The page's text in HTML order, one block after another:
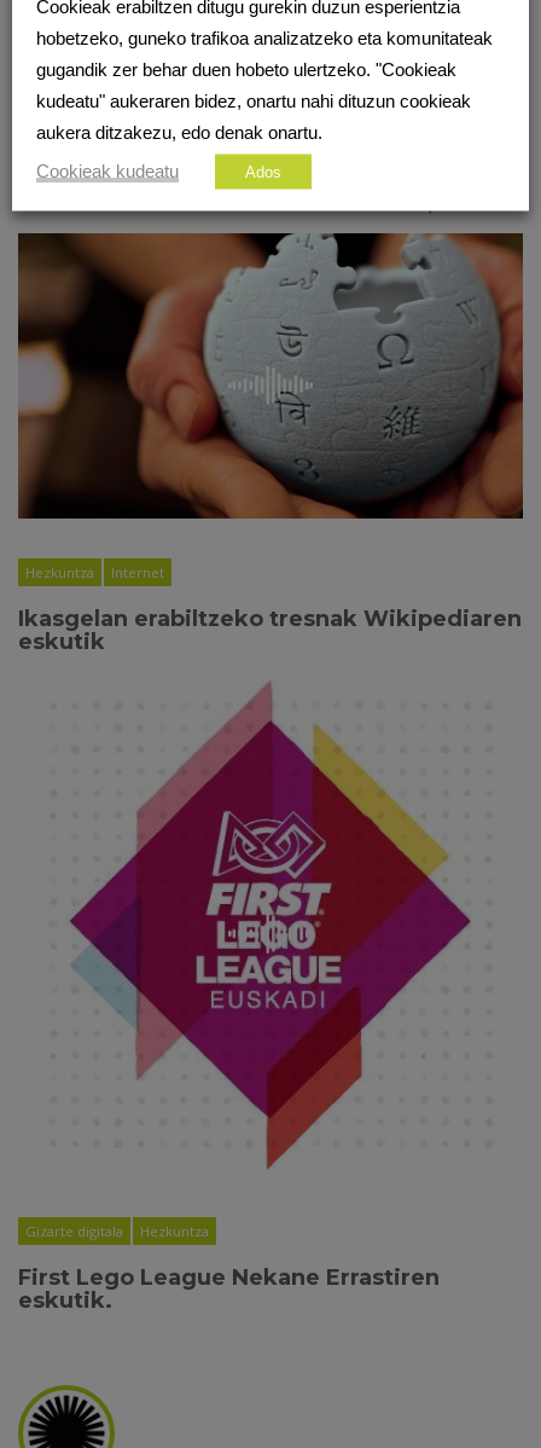
Hezkuntza Internet
Ikasgelan erabiltzeko tresnak Wikipediaren
eskutik
Gizarte digitala Hezkuntza
First Lego League Nekane Errastiren
eskutik.
Cookieak erabiltzen ditugu gurekin duzun esperientzia
hobetzeko, guneko trafikoa analizatzeko eta komunitateak
gugandik zer behar duen hobeto ulertzeko. "Cookieak
kudeatu" aukeraren bidez, onartu nahi dituzun cookieak
aukera ditzakezu, edo denak onartu.
Cookieak kudeatu
Ados